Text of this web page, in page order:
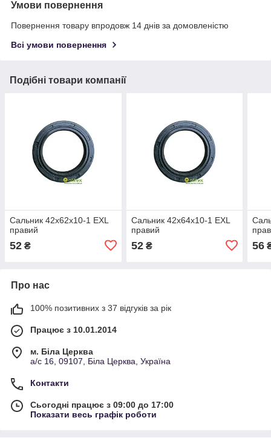
Умови повернення
Повернення товару впродовж 14 днів за домовленістю
Всі умови повернення
Подібні товари компанії
Сальник 42х62х10-1 EXL
правий
52 ₴
Сальник 42х64х10-1 EXL
правий
52₴ 56
Про нас
100% позитивних з 37 відгуків за рік
Працює з 10.01.2014
м. Біла Церква
а/с 16, 09107, Біла Церква, Україна
Контакти
Сьогодні працює з 09:00 до 17:00
Показати весь графік роботи